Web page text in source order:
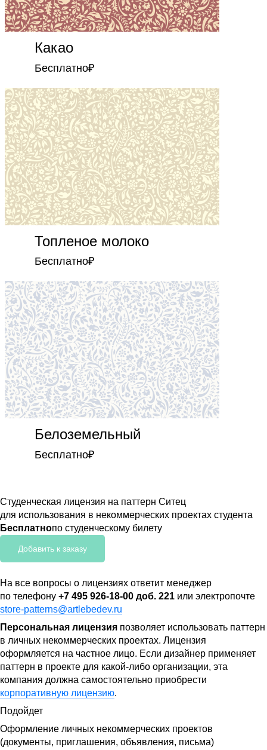
Какао
Бесплатно₽
Топленое молоко
Бесплатно₽
Белоземельный
Бесплатно₽
Студенческая лицензия на паттерн Ситец
для использования в некоммерческих проектах студента
Бесплатнопо студенческому билету
Добавить к заказу
На все вопросы о лицензиях ответит менеджер
по телефону +7 495 926-18-00 доб. 221 или электропочте
store-patterns@artlebedev.ru
Персональная лицензия позволяет использовать паттерн
в личных некоммерческих проектах. Лицензия
оформляется на частное лицо. Если дизайнер применяет
паттерн в проекте для какой-либо организации, эта
компания должна самостоятельно приобрести
корпоративную лицензию.
Подойдет
Оформление личных некоммерческих проектов
(документы, приглашения, объявления, письма)